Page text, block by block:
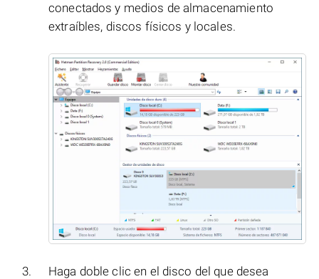
conectados y medios de almacenamiento
extraíbles, discos físicos y locales.
Haga doble clic en el disco del que desea